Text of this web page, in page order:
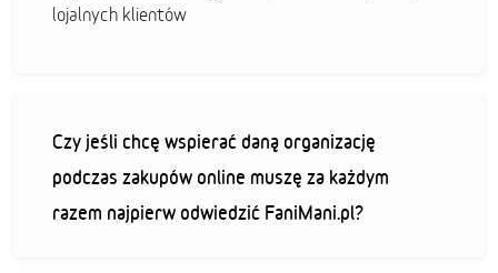
lojalnych klientów
Czy jeśli chcę wspierać daną organizację
podczas zakupów online muszę za każdym
razem najpierw odwiedzić FaniMani.pl?